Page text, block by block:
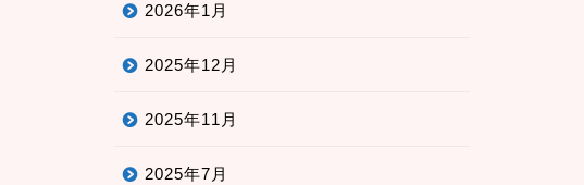
2026年1月
2025年12月
2025年11月
2025年7月